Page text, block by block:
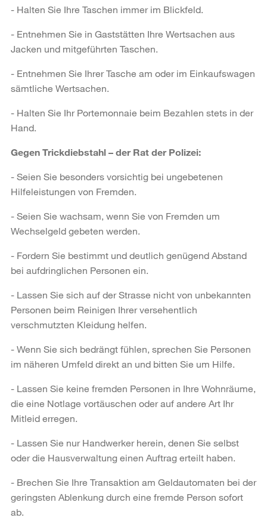
- Halten Sie Ihre Taschen immer im Blickfeld.
- Entnehmen Sie in Gaststätten Ihre Wertsachen aus
Jacken und mitgeführten Taschen.
- Entnehmen Sie Ihrer Tasche am oder im Einkaufswagen
sämtliche Wertsachen.
- Halten Sie Ihr Portemonnaie beim Bezahlen stets in der
Hand.
Gegen Trickdiebstahl – der Rat der Polizei:
- Seien Sie besonders vorsichtig bei ungebetenen
Hilfeleistungen von Fremden.
- Seien Sie wachsam, wenn Sie von Fremden um
Wechselgeld gebeten werden.
- Fordern Sie bestimmt und deutlich genügend Abstand
bei aufdringlichen Personen ein.
- Lassen Sie sich auf der Strasse nicht von unbekannten
Personen beim Reinigen Ihrer versehentlich
verschmutzten Kleidung helfen.
- Wenn Sie sich bedrängt fühlen, sprechen Sie Personen
im näheren Umfeld direkt an und bitten Sie um Hilfe.
- Lassen Sie keine fremden Personen in Ihre Wohnräume,
die eine Notlage vortäuschen oder auf andere Art Ihr
Mitleid erregen.
- Lassen Sie nur Handwerker herein, denen Sie selbst
oder die Hausverwaltung einen Auftrag erteilt haben.
- Brechen Sie Ihre Transaktion am Geldautomaten bei der
geringsten Ablenkung durch eine fremde Person sofort
ab.